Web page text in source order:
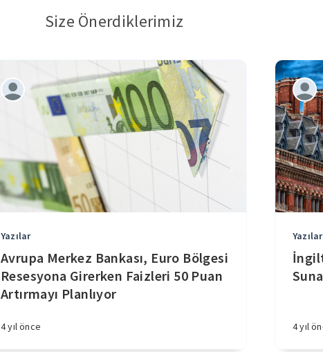
Size Önerdiklerimiz
Yazılar
Avrupa Merkez Bankası, Euro Bölgesi
Resesyona Girerken Faizleri 50 Puan
Artırmayı Planlıyor
4 yıl önce
Yazılar
4 yıl